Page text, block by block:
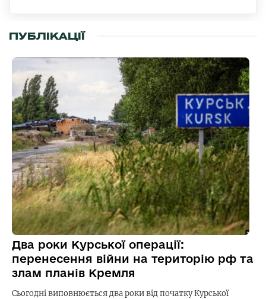
ПУБЛІКАЦІЇ
Два роки Курської операції:
перенесення війни на територію рф та
злам планів Кремля
Сьогодні виповнюється два роки від початку Курської